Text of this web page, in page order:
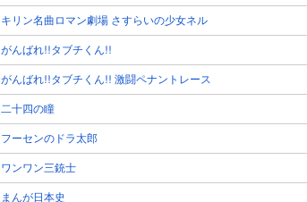
キリン名曲ロマン劇場 さすらいの少女ネル
がんばれ!!タブチくん!!
がんばれ!!タブチくん!! 激闘ペナントレース
二十四の瞳
フーセンのドラ太郎
ワンワン三銃士
まんが日本史